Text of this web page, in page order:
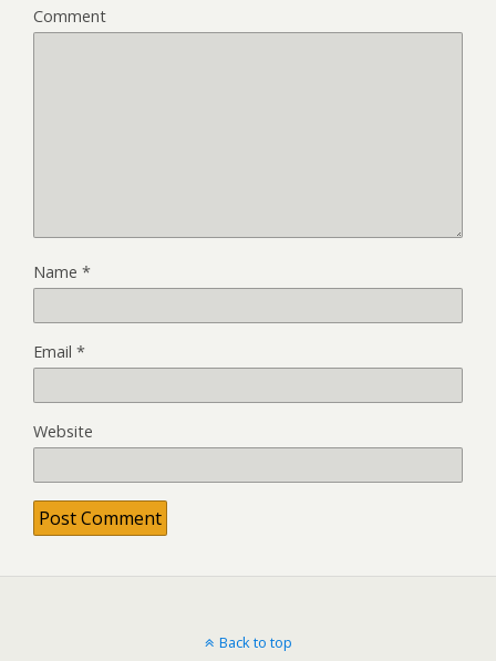
Comment
Name *
Email *
Website
Back to top